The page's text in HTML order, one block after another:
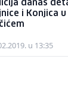
danas
i Konjica
u 13:35